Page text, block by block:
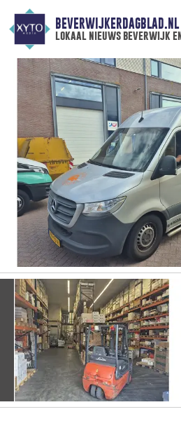
BEVERWIJKERDAGBLAD.NL
lokaal nieuws beverwijk
Vorige